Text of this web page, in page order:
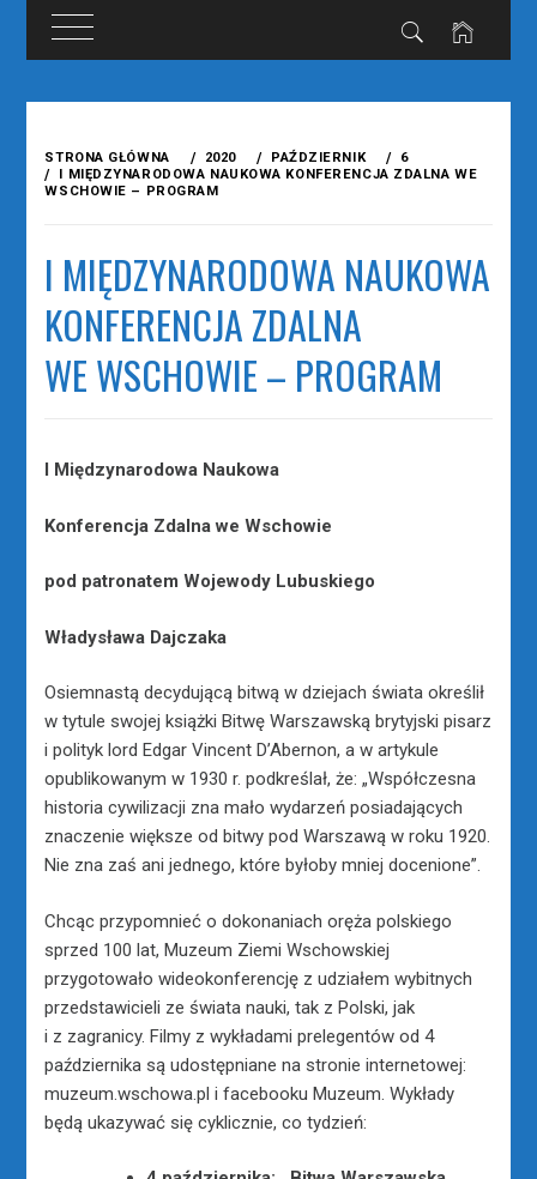
treści
STRONA GŁÓWNA 2020 PAŹDZIERNIK
6
I MIĘDZYNARODOWA NAUKOWA KONFERENCJA ZDALNA WE
WSCHOWIE – PROGRAM
I MIĘDZYNARODOWA NAUKOWA
KONFERENCJA ZDALNA
WE WSCHOWIE – PROGRAM
I Międzynarodowa Naukowa
Konferencja Zdalna we Wschowie
pod patronatem Wojewody Lubuskiego
Władysława Dajczaka
Osiemnastą decydującą bitwą w dziejach świata określił
w tytule swojej książki Bitwę Warszawską brytyjski pisarz
i polityk lord Edgar Vincent D’Abernon, a w artykule
opublikowanym w 1930 r. podkreślał, że: „Współczesna
historia cywilizacji zna mało wydarzeń posiadających
znaczenie większe od bitwy pod Warszawą w roku 1920.
Nie zna zaś ani jednego, które byłoby mniej docenione”.
Chcąc przypomnieć o dokonaniach oręża polskiego
sprzed 100 lat, Muzeum Ziemi Wschowskiej
przygotowało wideokonferencję z udziałem wybitnych
przedstawicieli ze świata nauki, tak z Polski, jak
i z zagranicy. Filmy z wykładami prelegentów od 4
października są udostępniane na stronie internetowej:
muzeum.wschowa.pl i facebooku Muzeum. Wykłady
będą ukazywać się cyklicznie, co tydzień: